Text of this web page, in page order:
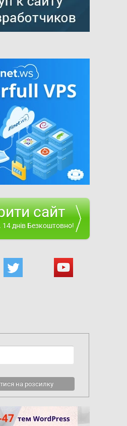
сайт
14 днів Безкоштовно!